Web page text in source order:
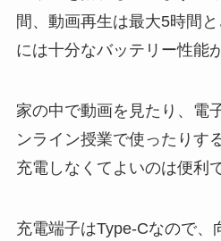
間、動画再生は最大5時間
には十分なバッテリー性能
家の中で動画を見たり、電
ンライン授業で使ったりす
充電しなくてよいのは便利
充電端子はType-Cなので、